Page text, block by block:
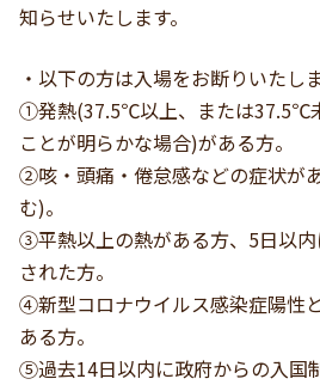
知らせいたします。
・以下の方は入場をお断りいたしま
①発熱(37.5℃以上、または37.5℃
ことが明らかな場合)がある方。
②咳・頭痛・倦怠感などの症状が
む)。
③平熱以上の熱がある方、5日以
された方。
④新型コロナウイルス感染症陽性
ある方。
⑤過去14日以内に政府からの入国